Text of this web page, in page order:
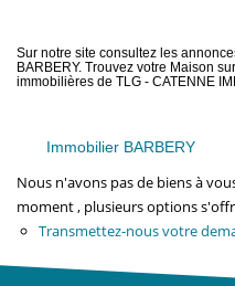
Nous
Créer une alerte
Sur notre site consultez les
BARBERY. Trouvez votre Maison
immobilières de TLG - CATENNE
Immobilier BARBERY
Nous n'avons pas de biens à
moment , plusieurs options
Transmettez-nous votre